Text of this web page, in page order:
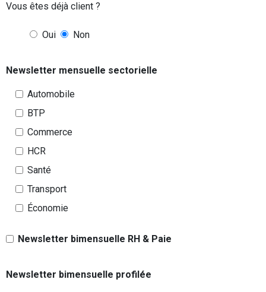
Vous êtes déjà client ?
Oui Non
Newsletter mensuelle sectorielle
Automobile
BTP
Commerce
HCR
Santé
Transport
Économie
Newsletter bimensuelle RH & Paie
Newsletter bimensuelle profilée